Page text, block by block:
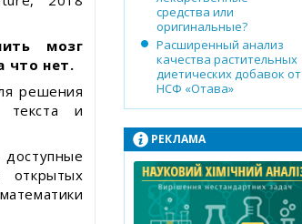
мозг
что нет.
решения
текста и
открытых
средства или
оригинальные?
Расширенный анализ
качества растительных
диетических добавок от
НСФ «Отава»
РЕКЛАМА